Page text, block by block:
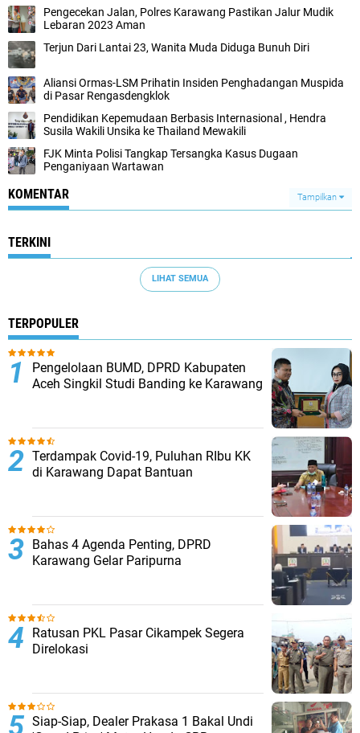
Pengecekan Jalan, Polres Karawang Pastikan Jalur Mudik
Lebaran 2023 Aman
Terjun Dari Lantai 23, Wanita Muda Diduga Bunuh Diri
Aliansi Ormas-LSM Prihatin Insiden Penghadangan Muspida
di Pasar Rengasdengklok
Pendidikan Kepemudaan Berbasis Internasional , Hendra
Susila Wakili Unsika ke Thailand Mewakili
FJK Minta Polisi Tangkap Tersangka Kasus Dugaan
Penganiyaan Wartawan
KOMENTAR Tampilkan
TERKINI
LIHAT SEMUA
TERPOPULER
Pengelolaan BUMD, DPRD Kabupaten
Aceh Singkil Studi Banding ke Karawang
Terdampak Covid-19, Puluhan RIbu KK
di Karawang Dapat Bantuan
Bahas 4 Agenda Penting, DPRD
Karawang Gelar Paripurna
Ratusan PKL Pasar Cikampek Segera
Direlokasi
Siap-Siap, Dealer Prakasa 1 Bakal Undi